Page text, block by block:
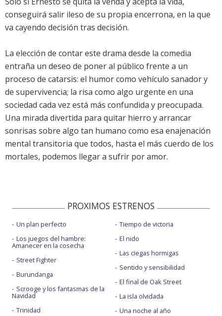
conseguirá salir ileso de su propia encerrona, en la que
va cayendo decisión tras decisión.
La elección de contar este drama desde la comedia
entraña un deseo de poner al público frente a un
proceso de catarsis: el humor como vehículo sanador y
de supervivencia; la risa como algo urgente en una
sociedad cada vez está más confundida y preocupada.
Una mirada divertida para quitar hierro y arrancar
sonrisas sobre algo tan humano como esa enajenación
mental transitoria que todos, hasta el más cuerdo de los
mortales, podemos llegar a sufrir por amor.
PROXIMOS ESTRENOS
Un plan perfecto
Los juegos del hambre:
Amanecer en la cosecha
Street Fighter
Burundanga
Scrooge y los fantasmas de la
Navidad
Trinidad
Tiempo de victoria
El nido
Las ciegas hormigas
Sentido y sensibilidad
El final de Oak Street
La isla olvidada
Una noche al año